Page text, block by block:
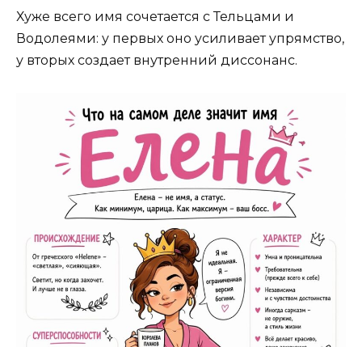
Хуже всего имя сочетается с Тельцами и
Водолеями: у первых оно усиливает упрямство,
у вторых создает внутренний диссонанс.